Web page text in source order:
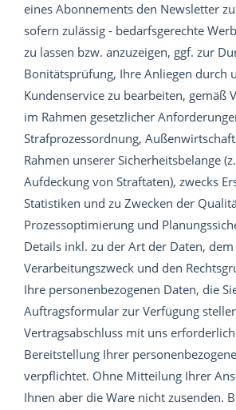
eines Abonnements den Newsletter
sofern zulässig - bedarfsgerechte
zu lassen bzw. anzuzeigen, ggf. zur
Bonitätsprüfung, Ihre Anliegen durch
Kundenservice zu bearbeiten, gemäß
im Rahmen gesetzlicher
Strafprozessordnung,
Rahmen unserer Sicherheitsbelange
Aufdeckung von Straftaten), zwecks
Statistiken und zu Zwecken der
Prozessoptimierung und
Details inkl. zu der Art der Daten, dem
Verarbeitungszweck und den
Ihre personenbezogenen Daten, die
Auftragsformular zur Verfügung
Vertragsabschluss mit uns
Bereitstellung Ihrer
verpflichtet. Ohne Mitteilung Ihrer
Ihnen aber die Ware nicht zusenden.